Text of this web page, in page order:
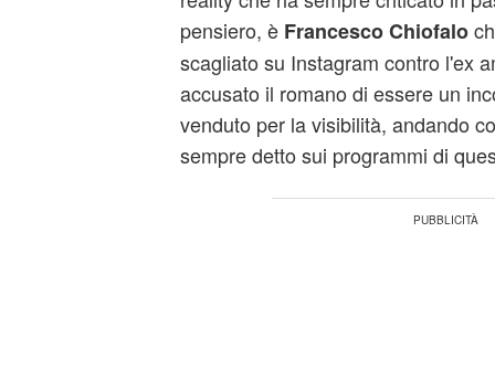
pensiero, è Francesco Chiofalo
scagliato su Instagram contro l'ex
accusato il romano di essere un
venduto per la visibilità, andando
sempre detto sui programmi di